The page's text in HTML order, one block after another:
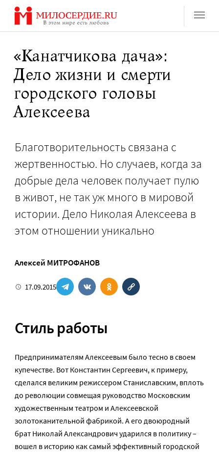
Перейти
содержанию
«Канатчикова дача»:
Дело жизни и смерти
городского головы
Алексеева
Благотворительность связана с
жертвенностью. Но случаев, когда за
добрые дела человек получает пулю
в живот, не так уж много в мировой
истории. Дело Николая Алексеева в
этом отношении уникально
Алексей МИТРОФАНОВ
17.09.2015
Стиль работы
Предпринимателям Алексеевым было тесно в своем
купечестве. Вот Константин Сергеевич, к примеру,
сделался великим режиссером Станиславским, вплоть
до революции совмещая руководство Московским
художественным театром и Алексеевской
золотоканительной фабрикой. А его двоюродный
брат Николай Александрович ударился в политику –
вошел в историю как самый эффективный городской